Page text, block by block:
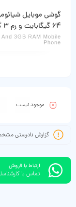
64 گیگابایت و رم 3 گیگابایت
3GB RAM Mobile
Phone
موجود نیست
گزارش نادرستی
ارتباط با فروش
تماس با